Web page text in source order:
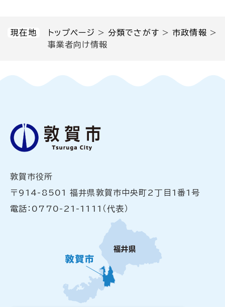
現在地 トップページ >分類でさがす >市政情報 >
事業者向け情報
敦賀市役所
〒914-8501 福井県敦賀市中央町2丁目1番1号
電話：0770-21-1111（代表）